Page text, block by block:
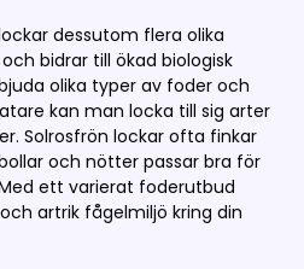
dessutom flera olika
bidrar till ökad biologisk
olika typer av foder och
kan man locka till sig arter
Solrosfrön lockar ofta finkar
och nötter passar bra för
ett varierat foderutbud
artrik fågelmiljö kring din